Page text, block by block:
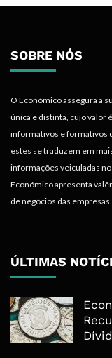
SOBRE NÓS
O Económico assegura a
única e distinta, cujo valor
informativos e formativos
estes se traduzem em
informações veiculadas
Económico apresenta
de negócios das empresas.
ÚLTIMAS